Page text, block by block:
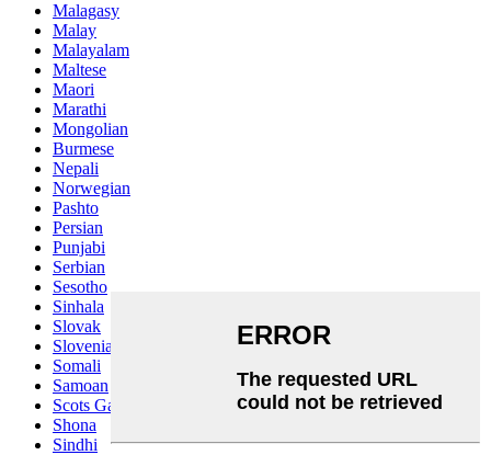
Malagasy
Malay
Malayalam
Maltese
Maori
Marathi
Mongolian
Burmese
Nepali
Norwegian
Pashto
Persian
Punjabi
Serbian
Sesotho
Sinhala
Slovak
Slovenian
Somali
Samoan
Scots Gaelic
Shona
Sindhi